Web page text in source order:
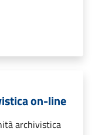
on-line
archivistica